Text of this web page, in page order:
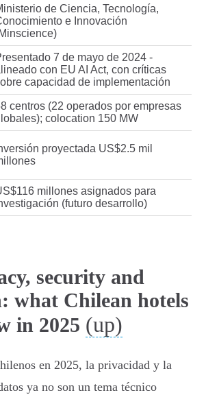
de Ciencia, Tecnología,
e Innovación
7 de mayo de 2024 -
con EU AI Act, con críticas
capacidad de implementación
centros (22 operados por empresas
colocation 150 MW
proyectada US$2.5 mil
millones asignados para
(futuro desarrollo)
security and
what Chilean hotels
in 2025 (up)
en 2025, la privacidad y la
ya no son un tema técnico